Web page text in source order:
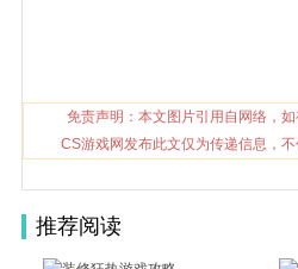
免责声明：本文图片引用自网络，
CS游戏网发布此文仅为传递信息，不
推荐阅读